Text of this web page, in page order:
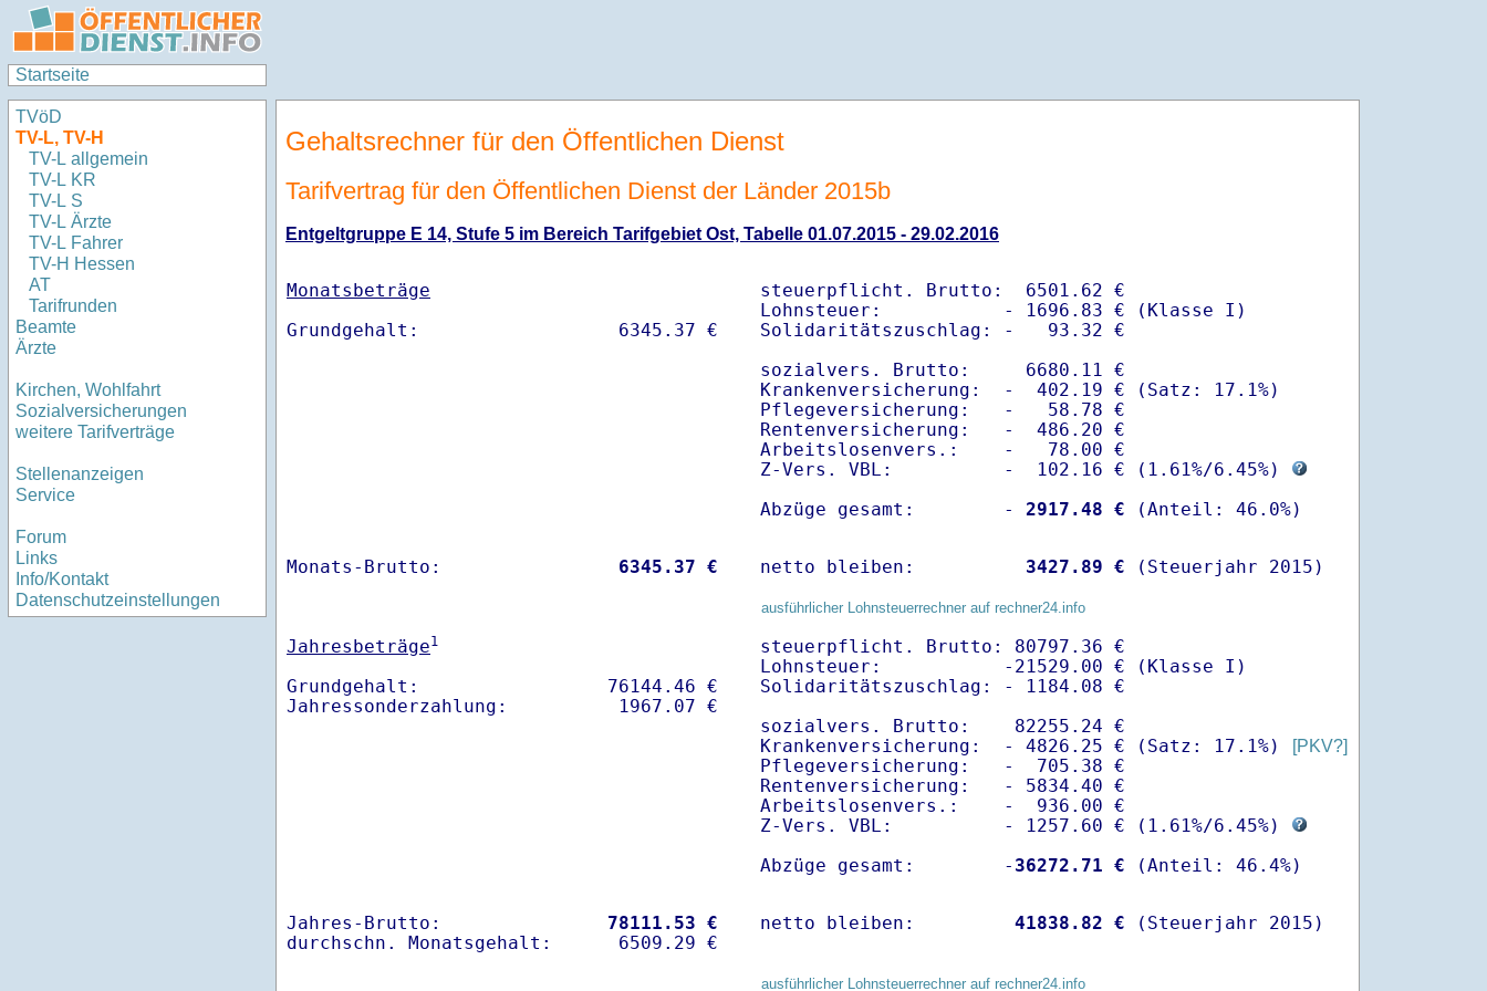
Startseite
TVöD
TV-L, TV-H
TV-L allgemein
TV-L KR
TV-L S
TV-L Ärzte
TV-L Fahrer
TV-H Hessen
AT
Tarifrunden
Beamte
Ärzte
Kirchen, Wohlfahrt
Sozialversicherungen
weitere Tarifverträge
Stellenanzeigen
Service
Forum
Links
Info/Kontakt
Datenschutzeinstellungen
Gehaltsrechner für den Öffentlichen Dienst
Tarifvertrag für den Öffentlichen Dienst der Länder 2015b
Entgeltgruppe E 14, Stufe 5 im Bereich Tarifgebiet Ost, Tabelle 01.07.2015 - 29.02.2016
Monatsbeträge
steuerpflicht. Brutto:  6501.62 €
Lohnsteuer:           - 1696.83 € (Klasse I)
Solidaritätszuschlag: -   93.32 €
sozialvers. Brutto:     6680.11 €
Krankenversicherung:  -  402.19 € (Satz: 17.1%)
Pflegeversicherung:   -   58.78 €
Rentenversicherung:   -  486.20 €
Arbeitslosenvers.:    -   78.00 €
Z-Vers. VBL:          -  102.16 € ( 1.61%/6.45%)
Abzüge gesamt:        -
2917.48 €
Monats-Brutto: 6345.37 € netto bleiben: 3427.89 € (Steuerjahr 2015)
ausführlicher Lohnsteuerrechner auf rechner24.info
Jahresbeträge1
Grundgehalt:                 76144.46 €
steuerpflicht. Brutto: 80797.36 €
Lohnsteuer:           -21529.00 € (Klasse I)
Solidaritätszuschlag: - 1184.08 €
sozialvers. Brutto:    82255.24 €
Krankenversicherung:  - 4826.25 € (Satz: 17.1%)
[PKV?]
Pflegeversicherung:   -  705.38 €
Rentenversicherung:   - 5834.40 €
Arbeitslosenvers.:    -  936.00 €
Z-Vers. VBL:          - 1257.60 € ( 1.61%/6.45%)
Abzüge gesamt:        - 36272.71 €
Jahres-Brutto: 78111.53 €
netto bleiben: 41838.82 € (Steuerjahr 2015)
ausführlicher Lohnsteuerrechner auf rechner24.info